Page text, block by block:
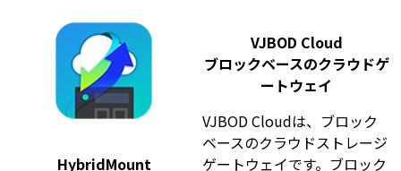
HybridMount
VJBOD Cloud
ブロックベースのクラウドゲ
ートウェイ
VJBOD Cloudは、ブロック
ベースのクラウドストレージ
ゲートウェイです。ブロック